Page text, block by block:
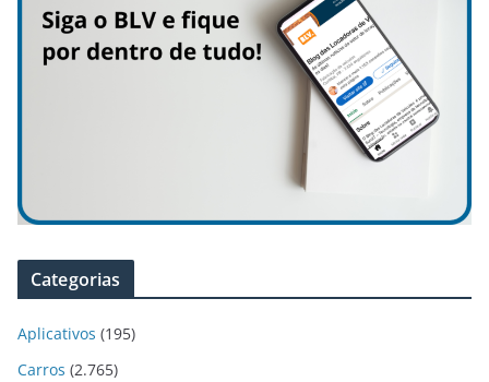
Categorias
Aplicativos (195)
Carros (2.765)